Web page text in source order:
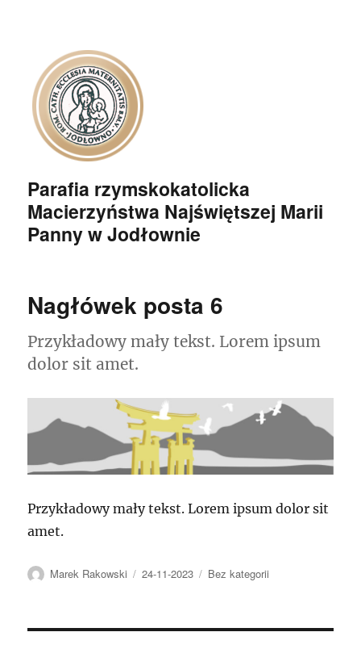
Parafia rzymskokatolicka
Macierzyństwa Najświętszej Marii
Panny w Jodłownie
Nagłówek posta 6
Przykładowy mały tekst. Lorem ipsum
dolor sit amet.
Przykładowy mały tekst. Lorem ipsum dolor sit
amet.
Autor
Marek Rakowski
Data
24-11-2023 Kategorie
Bez kategorii